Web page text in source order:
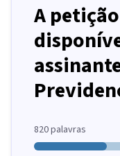
A
820palavras